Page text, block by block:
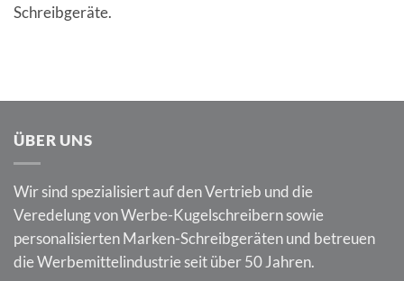
Schreibgeräte.
ÜBER UNS
Wir sind spezialisiert auf den Vertrieb und die
Veredelung von Werbe-Kugelschreibern sowie
personalisierten Marken-Schreibgeräten und betreuen
die Werbemittelindustrie seit über 50 Jahren.